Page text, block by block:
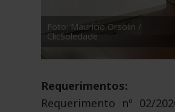
Foto: Maurício Orsolin /
ClicSoledade
Requerimentos:
Requerimento nº 02/